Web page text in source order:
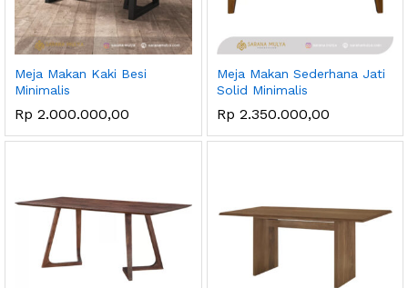
Meja Makan Kaki Besi
Minimalis
Rp 2.000.000,00
Meja Makan Sederhana Jati
Solid Minimalis
Rp 2.350.000,00